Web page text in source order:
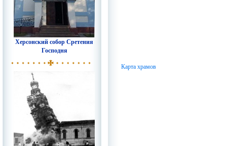
Херсонский собор Сретения
Господня
Карта храмов